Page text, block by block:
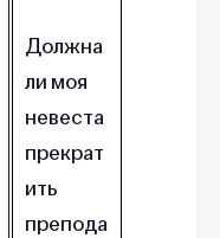
Должна
ли моя
невеста
прекрат
ить
препода